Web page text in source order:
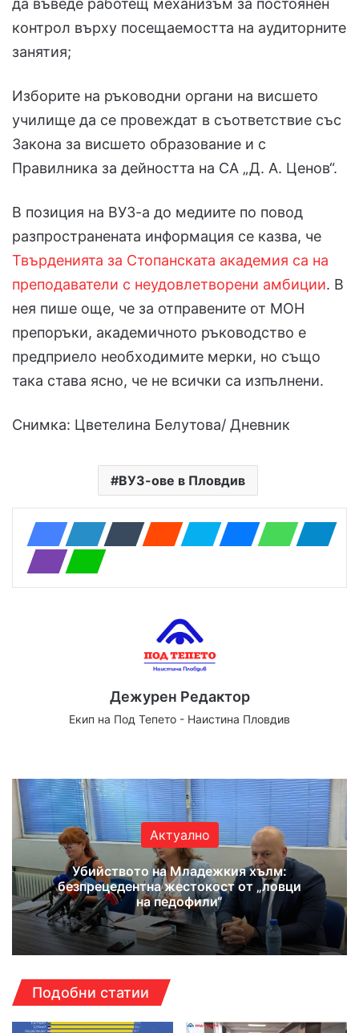
да въведе работещ механизъм за постоянен
контрол върху посещаемостта на аудиторните
занятия;
Изборите на ръководни органи на висшето
училище да се провеждат в съответствие със
Закона за висшето образование и с
Правилника за дейността на СА „Д. А. Ценов“.
В позиция на ВУЗ-а до медиите по повод
разпространената информация се казва, че
Твърденията за Стопанската академия са на
преподаватели с неудовлетворени амбиции. В
нея пише още, че за отправените от МОН
препоръки, академичното ръководство е
предприело необходимите мерки, но също
така става ясно, че не всички са изпълнени.
Снимка: Цветелина Белутова/ Дневник
ВУЗ-ове в Пловдив
Дежурен Редактор
Екип на Под Тепето - Наистина Пловдив
Актуално
Убийството на Младежкия хълм:
безпрецедентна жестокост от „ловци
на педофили“
Подобни статии